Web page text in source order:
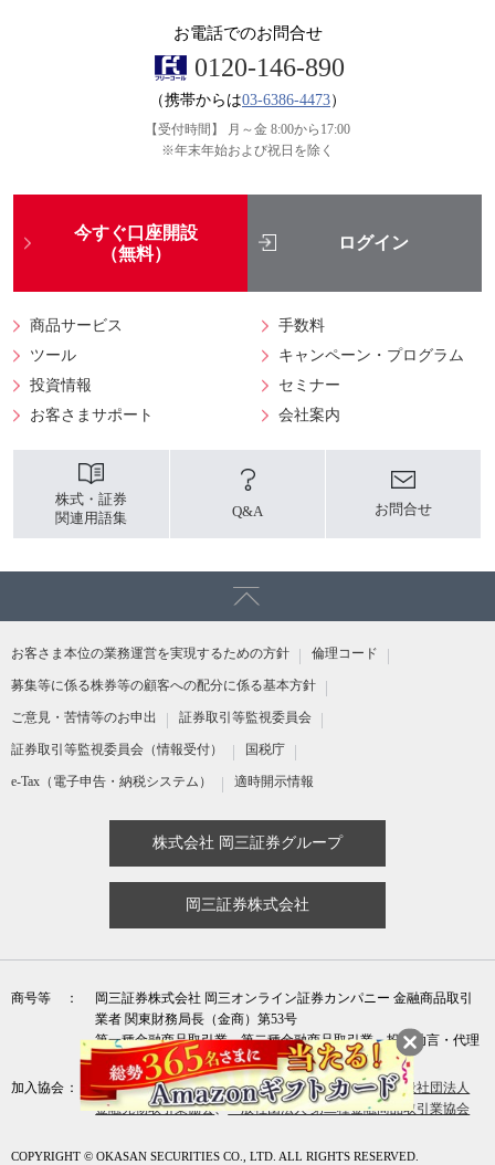
お電話でのお問合せ
0120-146-890
（携帯からは03-6386-4473）
【受付時間】
月～金 8:00から17:00
※年末年始および祝日を除く
今すぐ口座開設
（無料）
ログイン
商品サービス
手数料
ツール
キャンペーン・プログラム
投資情報
セミナー
お客さまサポート
会社案内
株式・証券
関連用語集
Q&A お問合せ
お客さま本位の業務運営を実現するための方針 倫理コード
募集等に係る株券等の顧客への配分に係る基本方針
ご意見・苦情等のお申出 証券取引等監視委員会
証券取引等監視委員会（情報受付） 国税庁
e-Tax（電子申告・納税システム） 適時開示情報
株式会社 岡三証券グループ
岡三証券株式会社
商号等
岡三証券株式会社 岡三オンライン証券カンパニー 金融商品取引
業者 関東財務局長（金商）第53号
第一種金融商品取引業、第二種金融商品取引業、投資助言・代理
加入協会
日本証券業協会、一般社団法人 資産運用業協会、一般社団法人
金融先物取引業協会、一般社団法人 第二種金融商品取引業協会
COPYRIGHT © OKASAN SECURITIES CO., LTD. ALL RIGHTS RESERVED.